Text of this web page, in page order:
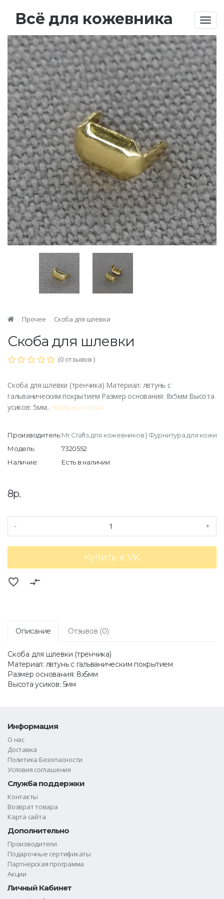
Всё для кожевника
Прочее Скоба для шлевки
Скоба для шлевки
(0 отзывов )
Скоба для шлевки (тренчика) Материал: лвтунь с
гальваническим покрытием Размер основания: 8х5мм Высота
усиков: 5мм.. Читать полностью
Производитель:Mr.Crafts для кожевников | Фурнитура для кожи
Модель:
7320552
Наличие:
Есть в наличии
8р.
- +
Купить в VK
favorite_border compare_arrows
Описание Отзывов (0)
Скоба для шлевки (тренчика)
Материал: лвтунь с гальваническим покрытием
Размер основания: 8х5мм
Высота усиков: 5мм
Информация
О нас
Доставка
Политика Безопасности
Условия соглашения
Служба поддержки
Контакты
Возврат товара
Карта сайта
Дополнительно
Производители
Подарочные сертификаты
Партнерская программа
Акции
Личный Кабинет